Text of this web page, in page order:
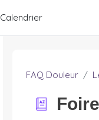
Calendrier
FAQ Douleur